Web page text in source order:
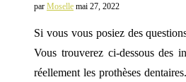
par Moselle mai 27, 2022
Si vous vous posiez des
Vous trouverez ci-dessous des
réellement les prothèses